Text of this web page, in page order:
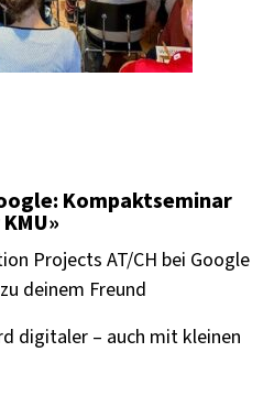
Kompaktseminar
Projects AT/CH bei Google
deinem Freund
digitaler – auch mit kleinen